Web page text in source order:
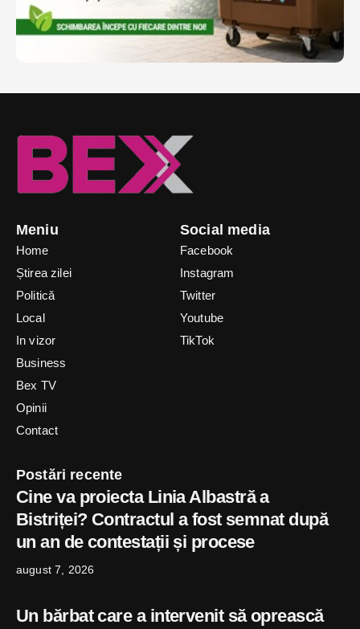
Meniu
Home
Știrea zilei
Politică
Local
In vizor
Business
Bex TV
Opinii
Contact
Social media
Facebook
Instagram
Twitter
Youtube
TikTok
Postări recente
Cine va proiecta Linia Albastră a
Bistriței? Contractul a fost semnat după
un an de contestații și procese
august 7, 2026
Un bărbat care a intervenit să oprească